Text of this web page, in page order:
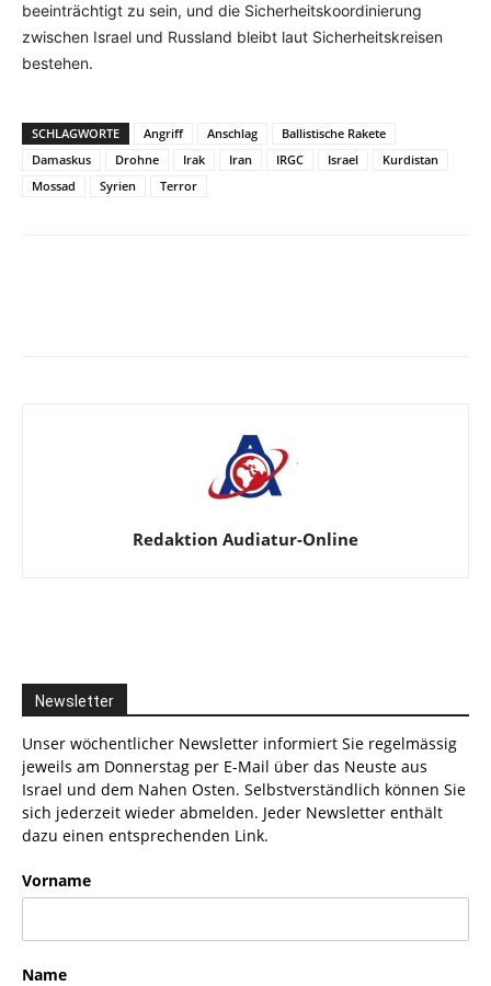
beeinträchtigt zu sein, und die Sicherheitskoordinierung
zwischen Israel und Russland bleibt laut Sicherheitskreisen
bestehen.
SCHLAGWORTE Angriff Anschlag
Ballistische Rakete
Damaskus
Drohne Irak Iran IRGC Israel
Kurdistan
Mossad
Syrien Terror
Redaktion Audiatur-Online
Newsletter
Unser wöchentlicher Newsletter informiert Sie regelmässig
jeweils am Donnerstag per E-Mail über das Neuste aus
Israel und dem Nahen Osten. Selbstverständlich können Sie
sich jederzeit wieder abmelden. Jeder Newsletter enthält
dazu einen entsprechenden Link.
Vorname
Name